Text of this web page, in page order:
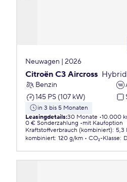
Neuwagen | 2026
Citroën C3 Aircross
Benzin
145 PS (107 kW)
in 3 bis 5 Monaten
Leasingdetails:30 Monate 10.000
0 € Sonderzahlung
mit Kaufoption
Kraftstoffverbrauch (kombiniert): 5,3
kombiniert: 120 g/km CO₂-Klasse: